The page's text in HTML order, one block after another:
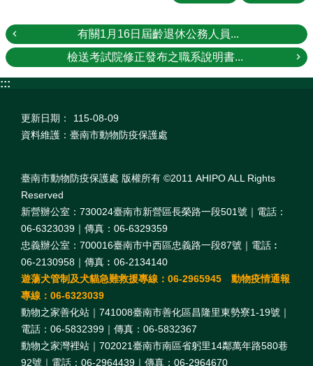
有關1月16日屆齡退休公務人員...
檢送考試院修正發布之職系說明書...
:::
更新日期：
115-08-09
資料維護：臺南市動物防疫保護處
臺南市動物防疫保護處 版權所有 ©2011 AHIPO ALL Rights
Reserved
新營辦公室：730024臺南市新營區長榮路一段501號｜電話：
06-6323039｜傳真：06-6329359
忠義辦公室：700016臺南市中西區忠義路一段87號｜電話︰
06-2130958｜傳真︰06-2134140
遊蕩犬管制及犬貓急難救援專線：06-2965945 動物疫情通報
專線：06-6323039
動物之家善化站｜741008臺南市善化區昌隆里東勢寮1-19號｜
電話：06-5832399｜傳真：06-5832367
動物之家灣裡站｜702021臺南市南區省躬里14鄰萬年路580巷
92號｜電話：06-2964439｜傳真：06-2964670